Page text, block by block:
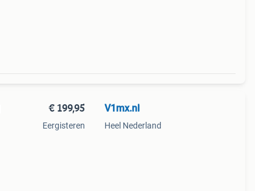
€ 199,95
Eergisteren
V1mx.nl
Heel Nederland